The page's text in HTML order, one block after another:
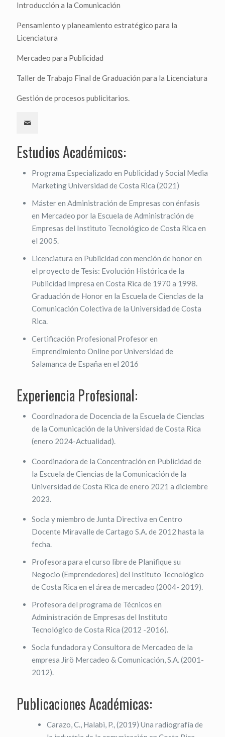
Introducción a la Comunicación
Pensamiento y planeamiento estratégico para la
Licenciatura
Mercadeo para Publicidad
Taller de Trabajo Final de Graduación para la Licenciatura
Gestión de procesos publicitarios.
Estudios Académicos:
Programa Especializado en Publicidad y Social Media
Marketing Universidad de Costa Rica (2021)
Máster en Administración de Empresas con énfasis
en Mercadeo por la Escuela de Administración de
Empresas del Instituto Tecnológico de Costa Rica en
el 2005.
Licenciatura en Publicidad con mención de honor en
el proyecto de Tesis: Evolución Histórica de la
Publicidad Impresa en Costa Rica de 1970 a 1998.
Graduación de Honor en la Escuela de Ciencias de la
Comunicación Colectiva de la Universidad de Costa
Rica.
Certificación Profesional Profesor en
Emprendimiento Online por Universidad de
Salamanca de España en el 2016
Experiencia Profesional:
Coordinadora de Docencia de la Escuela de Ciencias
de la Comunicación de la Universidad de Costa Rica
(enero 2024-Actualidad).
Coordinadora de la Concentración en Publicidad de
la Escuela de Ciencias de la Comunicación de la
Universidad de Costa Rica de enero 2021 a diciembre
2023.
Socia y miembro de Junta Directiva en Centro
Docente Miravalle de Cartago S.A. de 2012 hasta la
fecha.
Profesora para el curso libre de Planifique su
Negocio (Emprendedores) del Instituto Tecnológico
de Costa Rica en el área de mercadeo (2004- 2019).
Profesora del programa de Técnicos en
Administración de Empresas del Instituto
Tecnológico de Costa Rica (2012 -2016).
Socia fundadora y Consultora de Mercadeo de la
empresa Jirö Mercadeo & Comunicación, S.A. (2001-
2012).
Publicaciones Académicas:
Carazo, C., Halabi, P., (2019) Una radiografía de